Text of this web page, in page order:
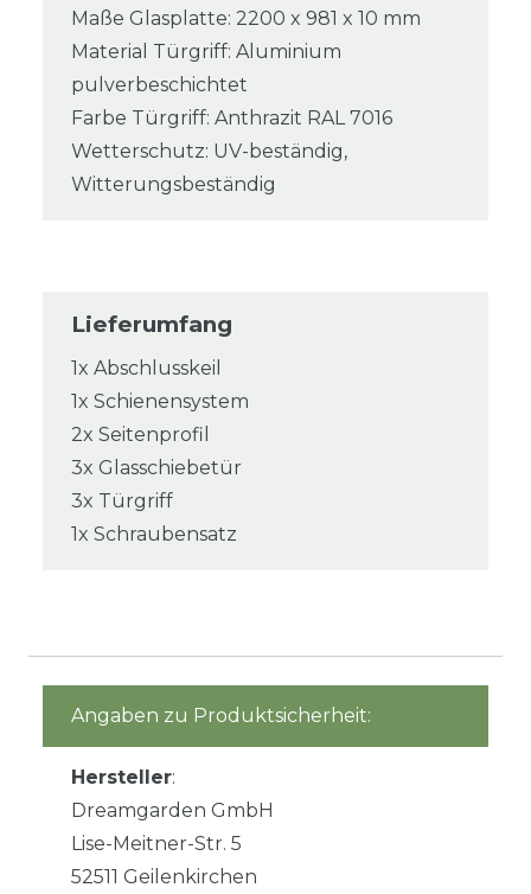
Maße Glasplatte: 2200 x 981 x 10 mm
Material Türgriff: Aluminium
pulverbeschichtet
Farbe Türgriff: Anthrazit RAL 7016
Wetterschutz: UV-beständig,
Witterungsbeständig
Lieferumfang
1x Abschlusskeil
1x Schienensystem
2x Seitenprofil
3x Glasschiebetür
3x Türgriff
1x Schraubensatz
Angaben zu Produktsicherheit:
Hersteller:
Dreamgarden GmbH
Lise-Meitner-Str. 5
52511 Geilenkirchen